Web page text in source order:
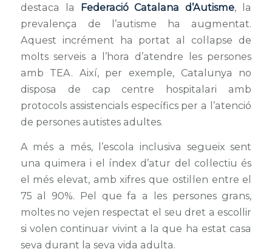
destaca la
Federació Catalana d’Autisme, la
prevalença de l’autisme ha augmentat.
Aquest incrément ha portat al col·lapse de
molts serveis a l’hora d’atendre les persones
amb TEA. Així, per exemple, Catalunya no
disposa de cap centre hospitalari amb
protocols assistencials específics per a l’atenció
de persones autistes adultes.
A més a més, l’escola inclusiva segueix sent
una quimera i el índex d’atur del col·lectiu és
el més elevat, amb xifres que ostil·len entre el
75 al 90%. Pel que fa a les persones grans,
moltes no vejen respectat el seu dret a escollir
si volen continuar vivint a la que ha estat casa
seva durant la seva vida adulta.